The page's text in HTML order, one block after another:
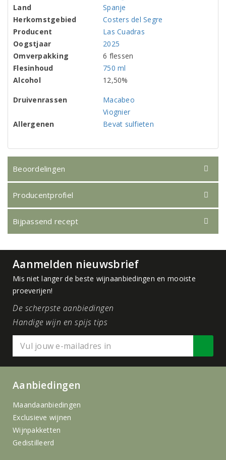
Land
Spanje
Herkomstgebied
Costers del Segre
Producent
Las Cuadras
Oogstjaar
2025
Omverpakking
6 flessen
Flesinhoud
750 ml
Alcohol
12,50%
Druivenrassen
Macabeo
Viognier
Allergenen
Bevat sulfieten
Beoordelingen
Producentprofiel
Bijpassend recept
Aanmelden nieuwsbrief
Mis niet langer de beste wijnaanbiedingen en mooiste
proeverijen!
De scherpste aanbiedingen
Handige wijn en spijs tips
Aanbiedingen
Maandaanbiedingen
Exclusieve wijnen
Wijnpakketten
Gedistilleerd